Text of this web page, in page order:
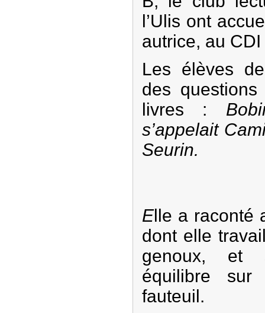
l’Ulis ont
autrice, au
Les élèves
des
livres :
s’appelait
Seurin.
Elle a raconté
dont elle
genoux, et
équilibre sur
fauteuil.